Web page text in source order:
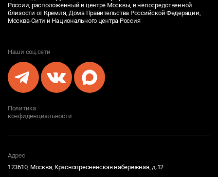
России, расположенный в центре Москвы, в непосредственной
близости от Кремля, Дома Правительства Российской Федерации,
Москва-Сити и Национального центра Россия
Наши соц.сети
Политика
конфиденциальности
Адрес
123610, Москва, Краснопресненская набережная, д.12